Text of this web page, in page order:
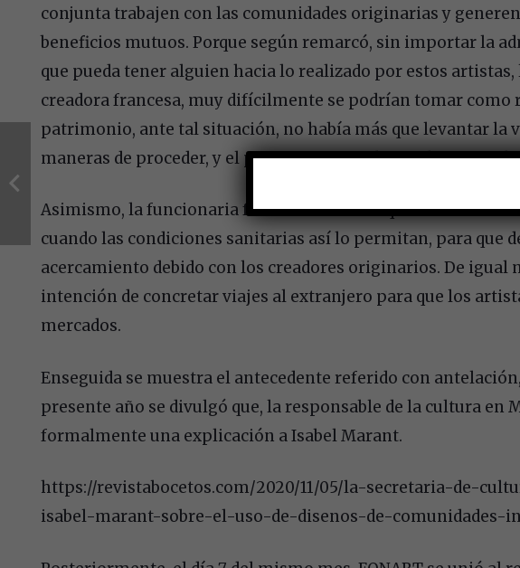
conjunta trabajen con las comunidades originarias y
beneficios mutuos. Porque según remarcó, sin importar la
que pueda tener alguien hacia lo realizado por estos
creadora francesa, muy difícilmente se podrían tomar como
patrimonio, ante tal situación, no había más que levantar la
maneras de proceder, y el primer paso es ubicar al centro a
Asimismo, la funcionaria federal hizo saber que Marant ha
cuando las condiciones sanitarias así lo permitan, para que
acercamiento debido con los creadores originarios. De igual
intención de concretar viajes al extranjero para que los
mercados.
Enseguida se muestra el antecedente referido con
presente año se divulgó que, la responsable de la cultura en
formalmente una explicación a Isabel Marant.
https://revistabocetos.com/2020/11/05/la-secretaria-de-
isabel-marant-sobre-el-uso-de-disenos-de-comunidades-